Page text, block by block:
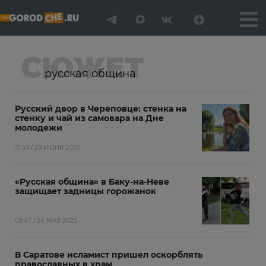
СЮЖЕТ
русская община
Русский двор в Череповце: стенка на
стенку и чай из самовара на Дне
молодежи
17:53 / 28 ИЮНЯ 2025
«Русская община» в Баку-на-Неве
защищает задницы горожанок
09:47 / 24 МАЯ 2025
В Саратове исламист пришел оскорблять